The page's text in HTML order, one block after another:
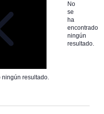
No
se
ha
encontrado
ningún
resultado.
ningún resultado.